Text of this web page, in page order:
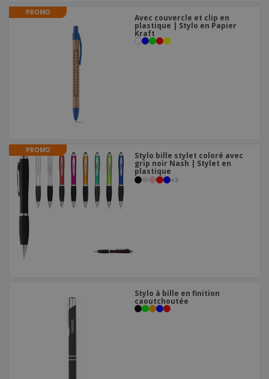
PROMO
Avec couvercle et clip en
plastique | Stylo en Papier
Kraft
PROMO
Stylo bille stylet coloré avec
grip noir Nash | Stylet en
plastique
+3
Stylo à bille en finition
caoutchoutée